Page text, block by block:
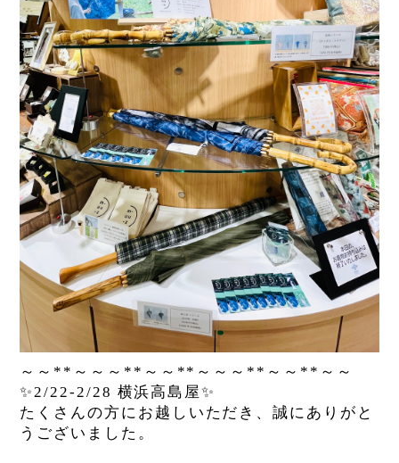
～～ ** ～～～ ** ～～ ** ～～～ ** ～～ ** ～～
✨ 2/22-2/28 横浜高島屋✨
たくさんの方にお越しいただき、誠にありがと
うございました。